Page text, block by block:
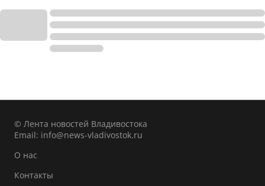
© Лента новостей Владивостока
Email: info@news-vladivostok.ru
О нас
Контакты